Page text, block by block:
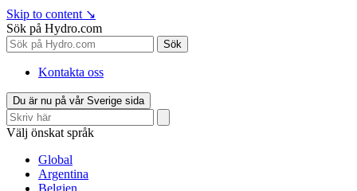
Skip to content ↘
Sök på Hydro.com
Sök
Kontakta oss
Du är nu på vår Sverige sida
Välj önskat språk
Global
Argentina
Belgien